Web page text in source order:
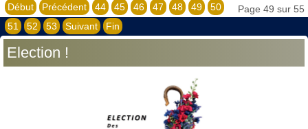
Page 49 sur 55
Début Précédent 44 45 46 47 48 49
50
51
52 53 Suivant Fin
Election !